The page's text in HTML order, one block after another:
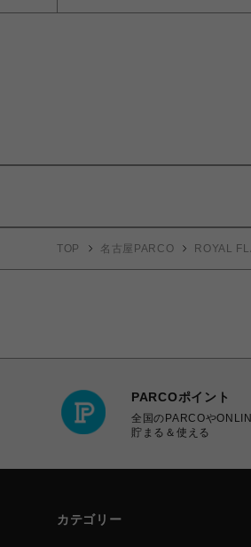
TOP 名古屋PARCO ROYAL
PARCOポイント
全国のPARCOや
貯まる＆使える
カテゴリー